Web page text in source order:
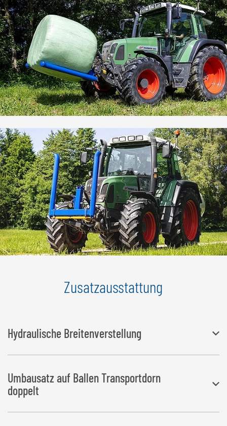
Zusatzausstattung
Hydraulische Breitenverstellung
Der Öffnungsbereich ist durch zwei Hydraulikzylinder stufenlos
verstellbar Doppeltwirkender Hydraulikanschluss erforderlich
Umbausatz auf Ballen Transportdorn
doppelt